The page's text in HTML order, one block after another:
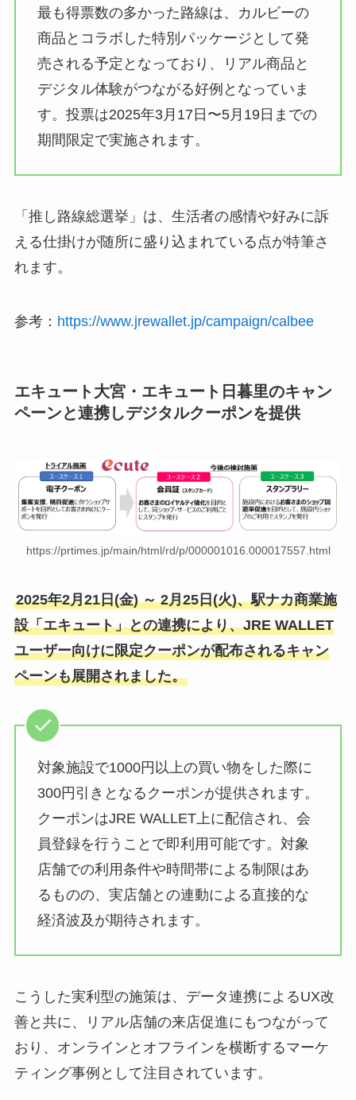
最も得票数の多かった路線は、カルビーの
商品とコラボした特別パッケージとして発
売される予定となっており、リアル商品と
デジタル体験がつながる好例となっていま
す。投票は2025年3月17日〜5月19日までの
期間限定で実施されます。
「推し路線総選挙」は、生活者の感情や好みに訴
える仕掛けが随所に盛り込まれている点が特筆さ
れます。
参考： https://www.jrewallet.jp/campaign/calbee
エキュート大宮・エキュート日暮里のキャン
ペーンと連携しデジタルクーポンを提供
https://prtimes.jp/main/html/rd/p/000001016.000017557.html
2025年2月21日(金) ～ 2月25日(火)、駅ナカ商業施
設「エキュート」との連携により、JRE WALLET
ユーザー向けに限定クーポンが配布されるキャン
ペーンも展開されました。
対象施設で1000円以上の買い物をした際に
300円引きとなるクーポンが提供されます。
クーポンはJRE WALLET上に配信され、会
員登録を行うことで即利用可能です。対象
店舗での利用条件や時間帯による制限はあ
るものの、実店舗との連動による直接的な
経済波及が期待されます。
こうした実利型の施策は、データ連携によるUX改
善と共に、リアル店舗の来店促進にもつながって
おり、オンラインとオフラインを横断するマーケ
ティング事例として注目されています。